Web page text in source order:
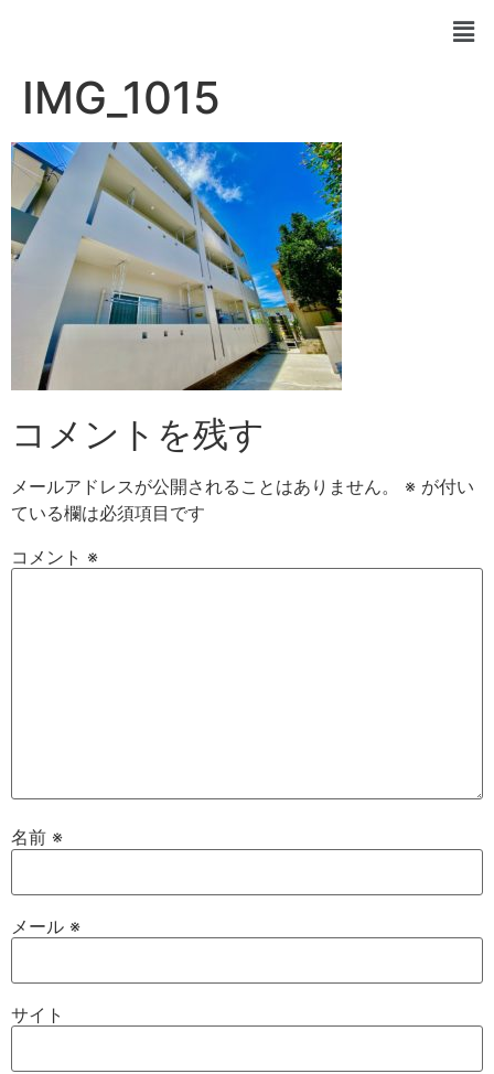
IMG_1015
コメントを残す
メールアドレスが公開されることはありません。 ※ が付い
ている欄は必須項目です
コメント ※
名前 ※
メール ※
サイト